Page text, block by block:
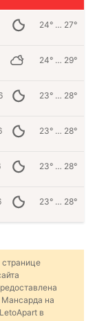
24° … 27°
24° … 29°
23° … 28°
23° … 28°
23° … 28°
23° … 28°
на
в